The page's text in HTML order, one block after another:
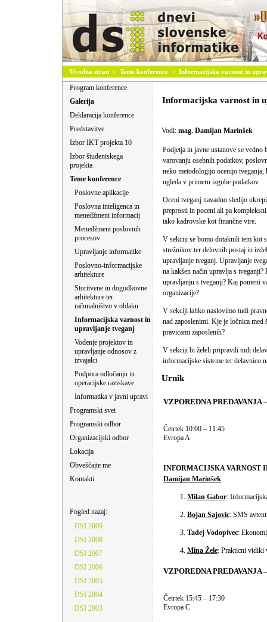
Uvodna stran > Teme konference > Informacijska varnost in
Program konference
Galerija
Deklaracija konference
Predstavitve
Izbor IKT projekta 10
Izbor študentskega
projekta
Teme konference
Poslovne aplikacije
Poslovna inteligenca in
menedžment informacij
Menedžment poslovnih
procesov
Upravljanje informatike
Poslovno-informacijske
arhitekture
Storitvene in dogodkovne
arhitekture ter
računalništvo v oblaku
Informacijska varnost in
upravljanje tveganj
Vodenje projektov in
upravljanje odnosov z
izvajalci
Podpora odločanju in
operacijske raziskave
Informatika v javni upravi
Programski svet
Programski odbor
Organizacijski odbor
Lokacija
Obveščajte me
Kontakti
Pogled nazaj:
DSI 2009
DSI 2008
DSI 2007
DSI 2006
DSI 2005
DSI 2004
DSI 2003
Informacijska varnost in
Vodi: mag. Damijan Marinšek
Podjetja in javne ustanove se
varovanju osebnih podatkov,
neko metodologijo ocenijo
ugleda v primeru izgube podatkov.
Oceni tveganj navadno sledijo
preprosti in poceni ali pa
tako kadrovske kot finančne vire.
V sekciji se bomo dotaknili tem kot
strežnikov ter delovnih postaj in
upravljanje tveganj. Upravljanje
na kakšen način upravlja s
upravljanju s tveganji? Kaj pomeni
organizacije?
V sekciji lahko naslovimo tudi
nad zaposlenimi. Kje je ločnica med
pravicami zaposlenih?
V sekciji bi želeli pripravili tudi
informacijske sisteme ter delavnico
Urnik
VZPOREDNA PREDAVANJA
Četrtek 10:00 – 11:45
Evropa A
INFORMACIJSKA VARNOST
Damijan Marinšek
Milan Gabor:
Bojan Sajovic: SMS
Tadej Vodopivec:
Mina Žele: Prakticni vidiki
VZPOREDNA PREDAVANJA
Četrtek 15:45 – 17:30
Evropa C